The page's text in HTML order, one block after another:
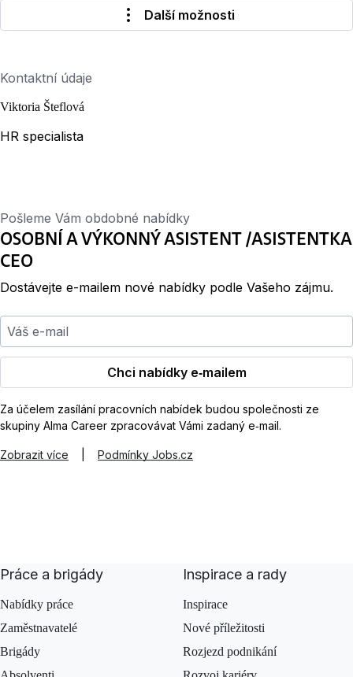
Další možnosti
Kontaktní údaje
Viktoria Šteflová
HR specialista
Pošleme Vám obdobné nabídky
OSOBNÍ A VÝKONNÝ ASISTENT /ASISTENTKA
CEO
Dostávejte e-mailem nové nabídky podle Vašeho zájmu.
Váš e-mail
Chci nabídky e‑mailem
Za účelem zasílání pracovních nabídek budou společnosti ze
skupiny Alma Career zpracovávat Vámi zadaný e‑mail.
Zobrazit více Podmínky Jobs.cz
Práce a brigády
Nabídky práce
Zaměstnavatelé
Brigády
Inspirace a rady
Inspirace
Nové příležitosti
Rozjezd podnikání